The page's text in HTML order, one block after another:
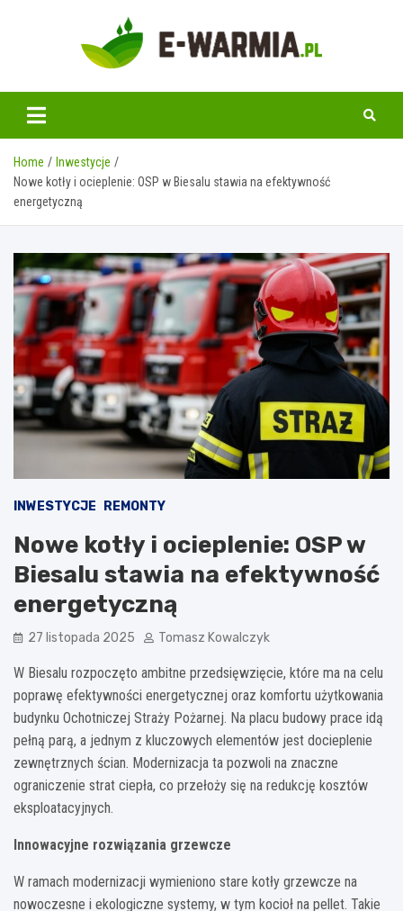
www.e-warmia.pl
Home
Inwestycje
Nowe kotły i ocieplenie: OSP w Biesalu stawia na efektywność
energetyczną
INWESTYCJE REMONTY
Nowe kotły i ocieplenie: OSP w
Biesalu stawia na efektywność
energetyczną
27 listopada 2025 Tomasz Kowalczyk
W Biesalu rozpoczęto ambitne przedsięwzięcie, które ma na celu
poprawę efektywności energetycznej oraz komfortu użytkowania
budynku Ochotniczej Straży Pożarnej. Na placu budowy prace idą
pełną parą, a jednym z kluczowych elementów jest docieplenie
zewnętrznych ścian. Modernizacja ta pozwoli na znaczne
ograniczenie strat ciepła, co przełoży się na redukcję kosztów
eksploatacyjnych.
Innowacyjne rozwiązania grzewcze
W ramach modernizacji wymieniono stare kotły grzewcze na
nowoczesne i ekologiczne systemy, w tym kocioł na pellet. Takie